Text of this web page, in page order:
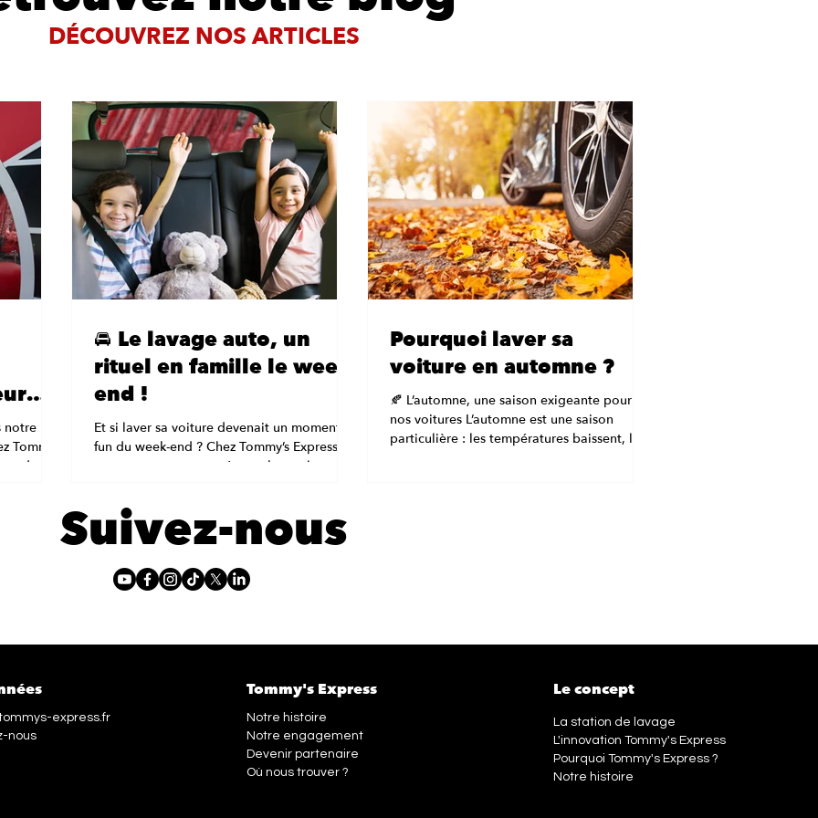
DÉCOUVREZ NOS ARTICLES
!
notre
des
🚘 Le lavage auto, un
rituel en famille le week-
end !
Et si laver sa voiture devenait un moment
fun du week-end ? Chez Tommy’s Express ,
on a souvent remarqué une chose : le
Pourquoi laver sa
voiture en automne ?
🍂 L’automne, une saison exigeante pour
nos voitures L’automne est une saison
particulière : les températures baissent, les
Suivez-nous
express.fr
nous
Tommy's Express
Notre histoire
Notre engagement
Devenir partenaire
Où nous trouver ?
Le concept
La station de lavage
L'innovation Tommy's Express
Pourquoi Tommy's Express ?
Notre histoire